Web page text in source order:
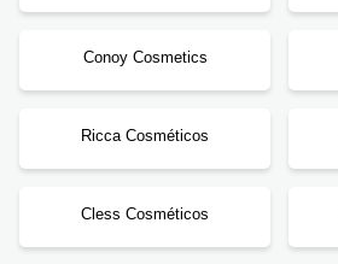
Conoy Cosmetics
Ricca Cosméticos
Cless Cosméticos